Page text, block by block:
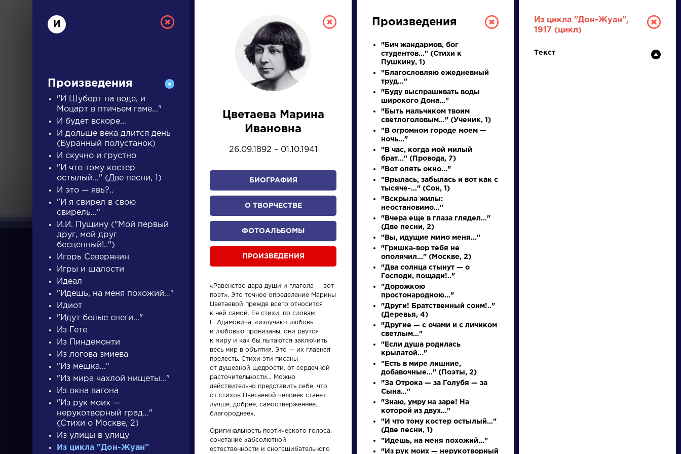
РУССКАЯ ЛИТЕРАТУРА
ДЛЯ ПРЕЗЕНТАЦИЙ, УРОКОВ И ЕГЭ
А Б В З С Т У Ф
произведения персонажи
Словарь
деталь
Произведения Произведения
Ода на день
восшествия на
Произведения
Недоросль
И
Произведения
"И Шуберт на воде, и
Моцарт в птичьем гаме..."
И будет вскоре...
И дольше века длится день
(Буранный полустанок)
И скучно и грустно
"И что тому костер
остылый…" (Две песни, 1)
И это — явь?..
"И я свирел в свою
свирель..."
И.И. Пущину ("Мой первый
друг, мой друг
бесценный!..")
Игорь Северянин
Игры и шалости
Идеал
"Идешь, на меня похожий…"
Идиот
"Идут белые снеги..."
Из Гете
Из Пиндемонти
Из логова змиева
"Из мешка..."
"Из мира чахлой нищеты..."
Из окна вагона
"Из рук моих —
нерукотворный град…"
(Стихи о Москве, 2)
Из улицы в улицу
Из цикла "Дон-Жуан"
Цветаева Марина
Ивановна
26.09.1892 – 01.10.1941
БИОГРАФИЯ
О ТВОРЧЕСТВЕ
ФОТОАЛЬБОМЫ
ПРОИЗВЕДЕНИЯ
«Равенство дара души и глагола — вот
поэт». Это точное определение Марины
Цветаевой прежде всего относится
к ней самой. Ее стихи, по словам
Г. Адамовича, «излучают любовь
и любовью пронизаны, они рвутся
к миру и как бы пытаются заключить
весь мир в объятия. Это — их главная
прелесть. Стихи эти писаны
от душевной щедрости, от сердечной
расточительности... Можно
действительно представить себе, что
от стихов Цветаевой человек станет
лучше, добрее, самоотверженнее,
благороднее».
Оригинальность поэтического голоса,
сочетание «абсолютной
естественности и сногсшибательного
Произведения
"Бич жандармов, бог
студентов…" (Стихи к
Пушкину, 1)
"Благословляю ежедневный
труд…"
"Буду выспрашивать воды
широкого Дона…"
"Быть мальчиком твоим
светлоголовым…" (Ученик, 1)
"В огромном городе моем —
ночь..."
"В час, когда мой милый
брат…" (Провода, 7)
"Вот опять окно…"
"Врылась, забылась и вот как с
тысяче-…" (Сон, 1)
"Вскрыла жилы:
неостановимо…"
"Вчера еще в глаза глядел…"
(Две песни, 2)
"Вы, идущие мимо меня..."
"Гришка-вор тебя не
ополячил…" (Москве, 2)
"Два солнца стынут — о
Господи, пощади!.."
"Дорожкою
простонародною…"
"Други! Братственный сонм!.."
(Деревья, 4)
"Другие — с очами и с личиком
светлым…"
"Если душа родилась
крылатой…"
"Есть в мире лишние,
добавочные…" (Поэты, 2)
"За Отрока — за Голубя — за
Сына…"
"Знаю, умру на заре! На
которой из двух..."
"И что тому костер остылый…"
(Две песни, 1)
"Идешь, на меня похожий…"
"Из рук моих — нерукотворный
Из цикла "Дон-Жуан",
1917 (цикл)
Текст